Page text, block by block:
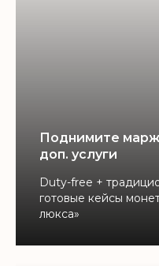
Поднимите
доп. услуги
Duty-free +
готовые кейсы
люкса»